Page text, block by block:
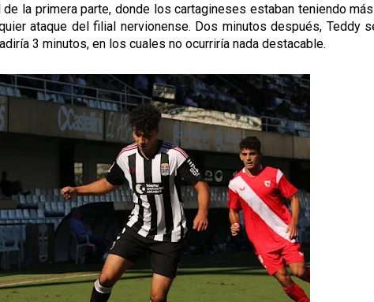
la primera parte, donde los cartagineses estaban teniendo
ataque del filial nervionense. Dos minutos después, Teddy
3 minutos, en los cuales no ocurriría nada destacable.